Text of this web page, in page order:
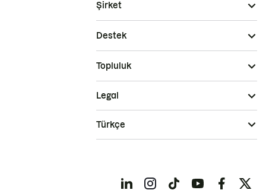
Şirket
Destek
Topluluk
Legal
Türkçe